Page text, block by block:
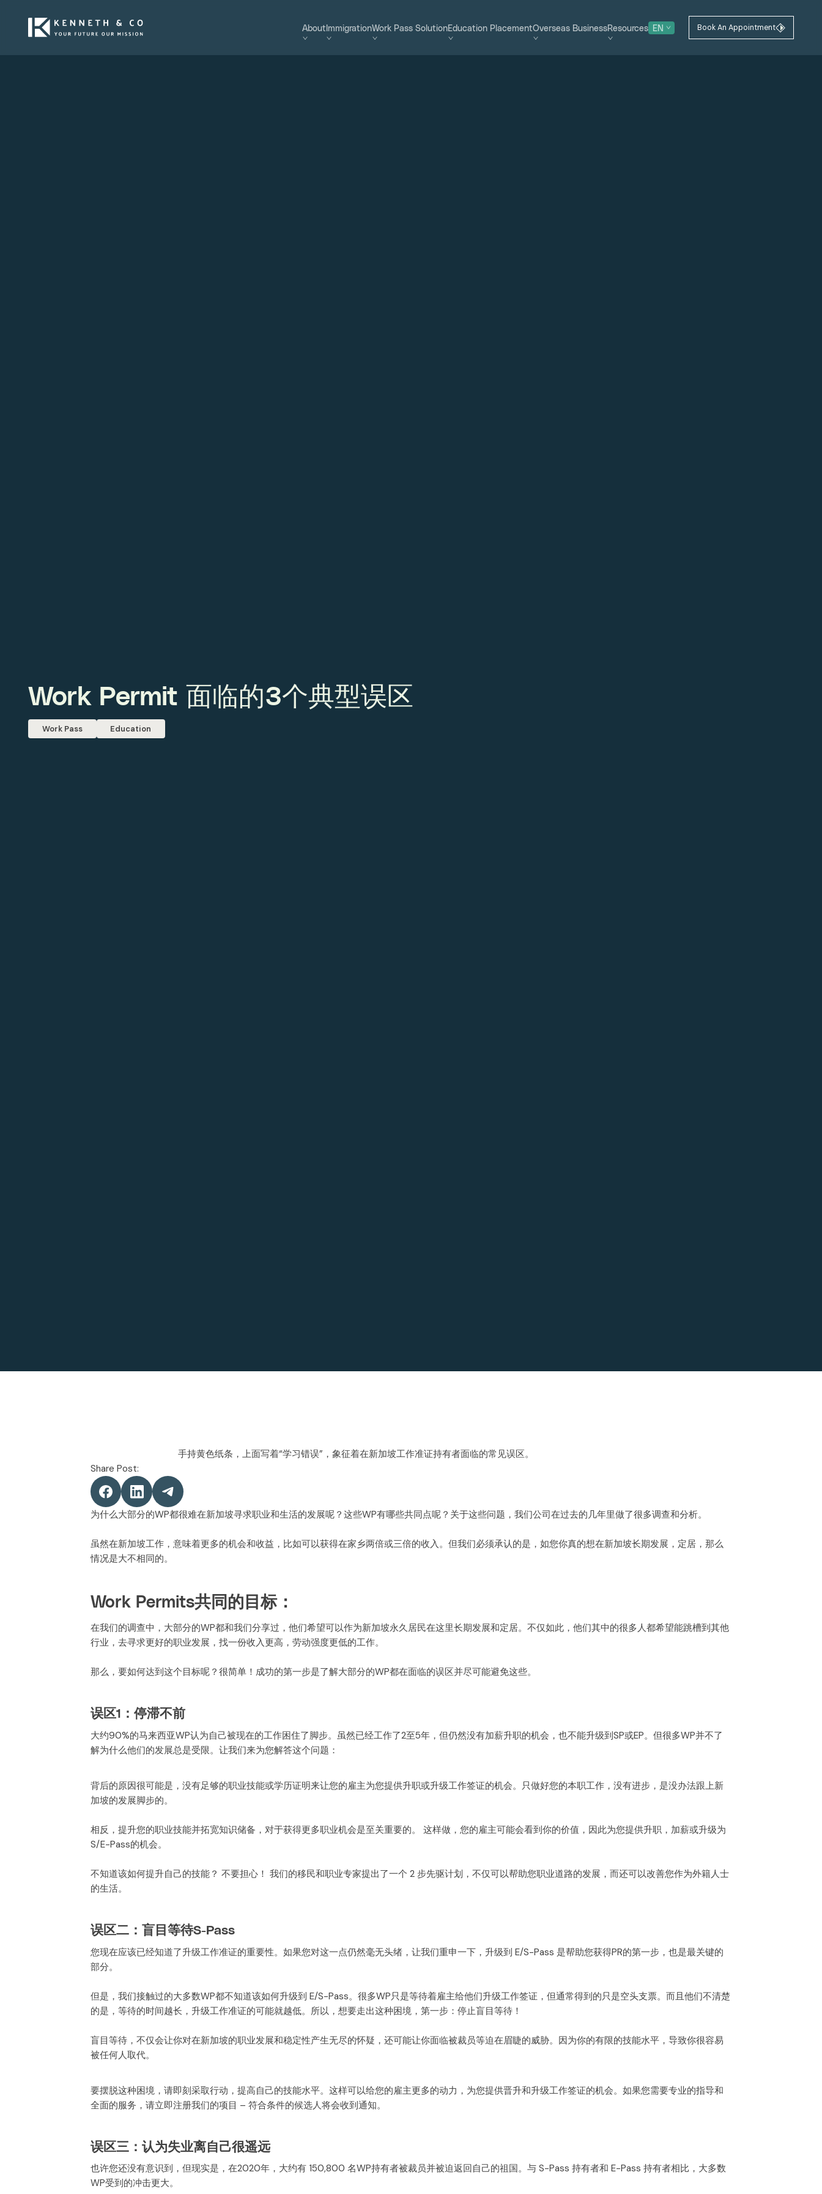
AboutImmigrationWork Pass SolutionEducation PlacementOverseas BusinessResources EN Book An Appointment
Work Permit 面临的3个典型误区
Work Pass Education
Share Post:
为什么大部分的WP都很难在新加坡寻求职业和生活的发展呢？这些WP有哪些共同点呢？关于这些问题，我们公司在过去的几年里做了很多调查和分析。
虽然在新加坡工作，意味着更多的机会和收益，比如可以获得在家乡两倍或三倍的收入。但我们必须承认的是，如您你真的想在新加坡长期发展，定居，那么
情况是大不相同的。
Work Permits共同的目标：
在我们的调查中，大部分的WP都和我们分享过，他们希望可以作为新加坡永久居民在这里长期发展和定居。不仅如此，他们其中的很多人都希望能跳槽到其他
行业，去寻求更好的职业发展，找一份收入更高，劳动强度更低的工作。
那么，要如何达到这个目标呢？很简单！成功的第一步是了解大部分的WP都在面临的误区并尽可能避免这些。
误区1：停滞不前
大约90%的马来西亚WP认为自己被现在的工作困住了脚步。虽然已经工作了2至5年，但仍然没有加薪升职的机会，也不能升级到SP或EP。但很多WP并不了
解为什么他们的发展总是受限。让我们来为您解答这个问题：
背后的原因很可能是，没有足够的职业技能或学历证明来让您的雇主为您提供升职或升级工作签证的机会。只做好您的本职工作，没有进步，是没办法跟上新
加坡的发展脚步的。
相反，提升您的职业技能并拓宽知识储备，对于获得更多职业机会是至关重要的。 这样做，您的雇主可能会看到你的价值，因此为您提供升职，加薪或升级为
S/E-Pass的机会。
不知道该如何提升自己的技能？ 不要担心！ 我们的移民和职业专家提出了一个 2 步先驱计划，不仅可以帮助您职业道路的发展，而还可以改善您作为外籍人士
的生活。
误区二：盲目等待S-Pass
您现在应该已经知道了升级工作准证的重要性。如果您对这一点仍然毫无头绪，让我们重申一下，升级到 E/S-Pass 是帮助您获得PR的第一步，也是最关键的
部分。
但是，我们接触过的大多数WP都不知道该如何升级到 E/S-Pass。很多WP只是等待着雇主给他们升级工作签证，但通常得到的只是空头支票。而且他们不清楚
的是，等待的时间越长，升级工作准证的可能就越低。所以，想要走出这种困境，第一步：停止盲目等待！
盲目等待，不仅会让你对在新加坡的职业发展和稳定性产生无尽的怀疑，还可能让你面临被裁员等迫在眉睫的威胁。因为你的有限的技能水平，导致你很容易
被任何人取代。
要摆脱这种困境，请即刻采取行动，提高自己的技能水平。这样可以给您的雇主更多的动力，为您提供晋升和升级工作签证的机会。如果您需要专业的指导和
全面的服务，请立即注册我们的项目 – 符合条件的候选人将会收到通知。
误区三：认为失业离自己很遥远
也许您还没有意识到，但现实是，在2020年，大约有 150,800 名WP持有者被裁员并被迫返回自己的祖国。与 S-Pass 持有者和 E-Pass 持有者相比，大多数
WP受到的冲击更大。